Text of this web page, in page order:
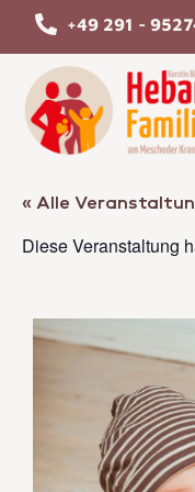
+49 291 -
« Alle
Diese Veranstaltung